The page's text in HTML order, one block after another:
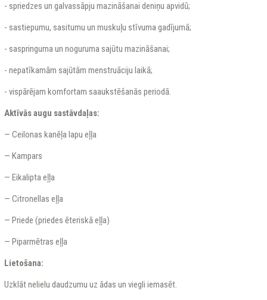
- spriedzes un galvassāpju mazināšanai deniņu apvidū;
- sastiepumu, sasitumu un muskuļu stīvuma gadījumā;
- saspringuma un noguruma sajūtu mazināšanai;
- nepatīkamām sajūtām menstruāciju laikā;
- vispārējam komfortam saaukstēšanās periodā.
Aktīvās augu sastāvdaļas:
— Ceilonas kanēļa lapu eļļa
— Kampars
— Eikalipta eļļa
— Citronellas eļļa
— Priede (priedes ēteriskā eļļa)
— Piparmētras eļļa
Lietošana:
Uzklāt nelielu daudzumu uz ādas un viegli iemasēt.